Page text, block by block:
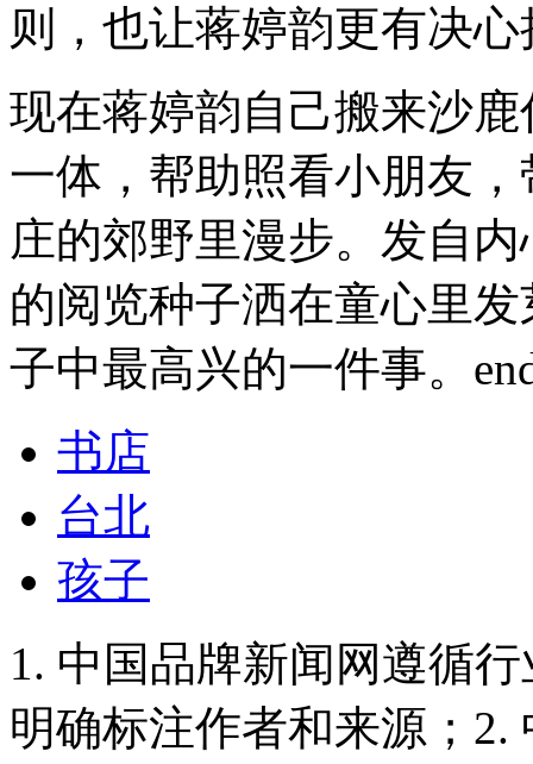
则，也让蒋婷韵更有决
现在蒋婷韵自己搬来沙
一体，帮助照看小朋友
庄的郊野里漫步。发自
的阅览种子洒在童心里
子中最高兴的一件事。
书店
台北
孩子
1. 中国品牌新闻网遵循
明确标注作者和来源；